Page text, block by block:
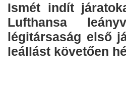
Ismét indít
Lufthansa
légitársaság első
leállást követően